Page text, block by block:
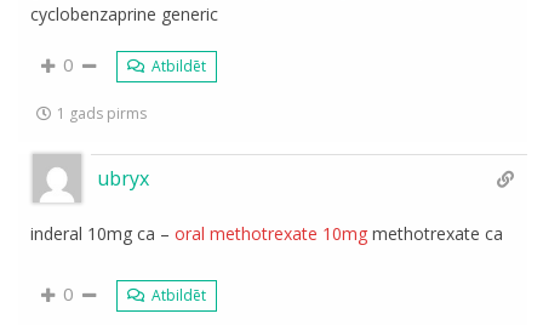
cyclobenzaprine generic
0 Atbildēt
1 gads pirms
ubryx
inderal 10mg ca –oral methotrexate 10mg methotrexate ca
0 Atbildēt